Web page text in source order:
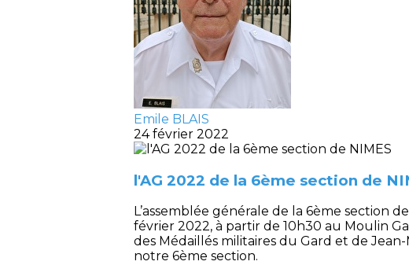
Emile BLAIS
24 février 2022
l'AG 2022 de la 6ème section de
L’assemblée générale de la 6ème section
février 2022, à partir de 10h30 au Moulin
des Médaillés militaires du Gard et de
notre 6ème section.